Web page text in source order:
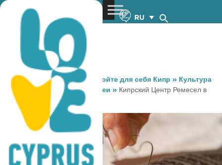
RU
You are here: Home »Откройте для себя Кипр » Культура
и Религия
Музеи и Галереи » Кипрский Центр Ремесел в
Лефкосия (никосия)